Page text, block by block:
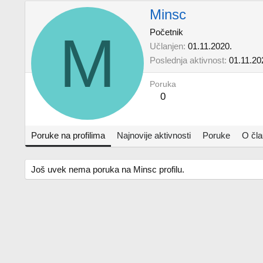
M
Minsc
Početnik
Učlanjen 01.11.2020.
Poslednja aktivnost
Poruka
0
Poruke na profilima Najnovije aktivnosti Poruke O
Još uvek nema poruka na Minsc profilu.